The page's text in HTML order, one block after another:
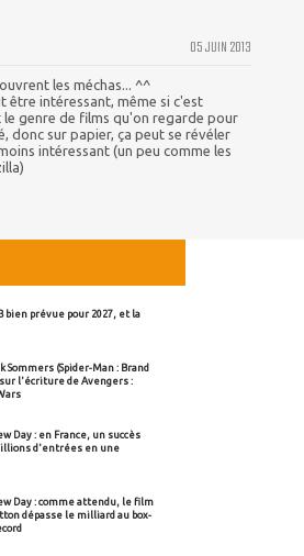
05 JUIN 2013
les méchas... ^^
être intéressant, même si c'est
genre de films qu'on regarde pour
donc sur papier, ça peut se révéler
intéressant (un peu comme les
bien prévue pour 2027, et la
Sommers (Spider-Man : Brand
l'écriture de Avengers :
Day : en France, un succès
d'entrées en une
Day : comme attendu, le film
dépasse le milliard au box-